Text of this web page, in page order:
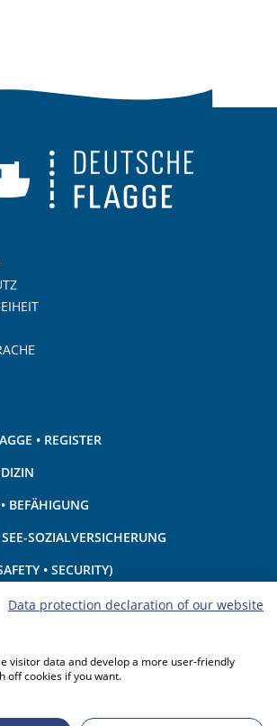
• REGISTER
BEFÄHIGUNG
SOZIALVERSICHERUNG
• SECURITY)
• KLIMA
Data protection declaration of our website
visitor data and develop a more user-friendly
off cookies if you want.